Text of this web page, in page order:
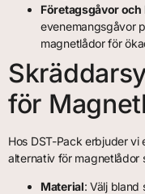
Företagsgåvor och
evenemangsgåvor
magnetlådor för
för
Hos DST-Pack erbjuder
alternativ för magnetlådor
Material: Välj bland